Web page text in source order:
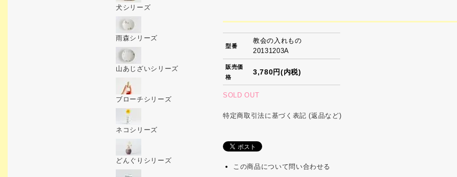
型番
教会の入れもの
20131203A
販売価
格
3,780円(内税)
SOLD OUT
特定商取引法に基づく表記 (返品など)
この商品について問い合わせる
犬シリーズ
雨森シリーズ
山あじざいシリーズ
ブローチシリーズ
ネコシリーズ
どんぐりシリーズ